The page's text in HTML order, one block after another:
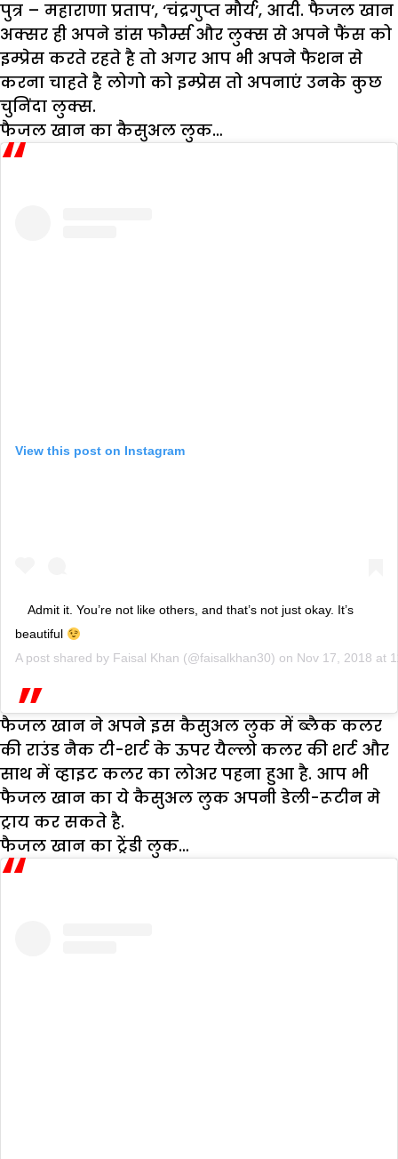
पुत्र – महाराणा प्रताप’, ‘चंद्रगुप्त मौर्य’, आदी. फैजल खान
अक्सर ही अपने डांस फौर्म्स और लुक्स से अपने फैंस को
इम्प्रेस करते रहते है तो अगर आप भी अपने फैशन से
करना चाहते है लोगो को इम्प्रेस तो अपनाएं उनके कुछ
चुनिंदा लुक्स.
फैजल खान का कैसुअल लुक…
View this post on Instagram
Admit it. You’re not like others, and that’s not just okay. It’s
beautiful
A post shared by Faisal Khan (@faisalkhan30) on Nov 17, 2018 at
फैजल खान ने अपने इस कैसुअल लुक में ब्लैक कलर
की राउंड नैक टी-शर्ट के ऊपर यैल्लो कलर की शर्ट और
साथ में व्हाइट कलर का लोअर पहना हुआ है. आप भी
फैजल खान का ये कैसुअल लुक अपनी डेली-रूटीन मे
ट्राय कर सकते है.
फैजल खान का ट्रेंडी लुक…